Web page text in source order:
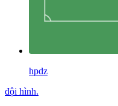
hpdz
đội hình.